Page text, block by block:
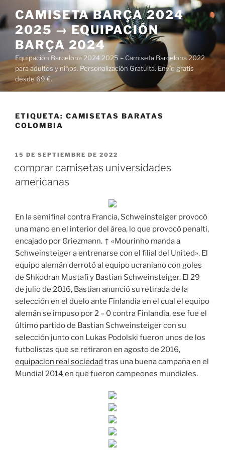
al
contenido
CAMISETA BARÇA 2024
2025 → EQUIPACIÓN
BARÇA 2024
Equipación Barcelona 2024 2025 – Camiseta Barcelona 2022
para adultos y niños. Personalización Gratuita. Envío gratis
desde 69 €.
ETIQUETA: CAMISETAS BARATAS
COLOMBIA
PUBLICADO
15 DE SEPTIEMBRE DE 2022
comprar camisetas universidades
americanas
En la semifinal contra Francia, Schweinsteiger provocó
una mano en el interior del área, lo que provocó penalti,
encajado por Griezmann. ↑ «Mourinho manda a
Schweinsteiger a entrenarse con el filial del United». El
equipo alemán derrotó al equipo ucraniano con goles
de Shkodran Mustafi y Bastian Schweinsteiger. El 29
de julio de 2016, Bastian anunció su retirada de la
selección en el duelo ante Finlandia en el cual el equipo
alemán se impuso por 2 – 0 contra Finlandia, ese fue el
último partido de Bastian Schweinsteiger con su
selección junto con Lukas Podolski fueron unos de los
futbolistas que se retiraron en agosto de 2016,
equipacion real sociedad tras una buena campaña en el
Mundial 2014 en que fueron campeones mundiales.